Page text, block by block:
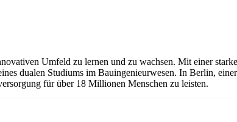
Umfeld zu lernen und zu wachsen. Mit einer
dualen Studiums im Bauingenieurwesen. In Berlin,
für über 18 Millionen Menschen zu leisten.